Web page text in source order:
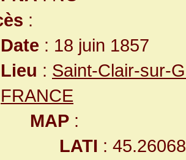
:
Date : 18 juin 1857
Lieu : Saint-Clair-sur-
MAP :
LATI :